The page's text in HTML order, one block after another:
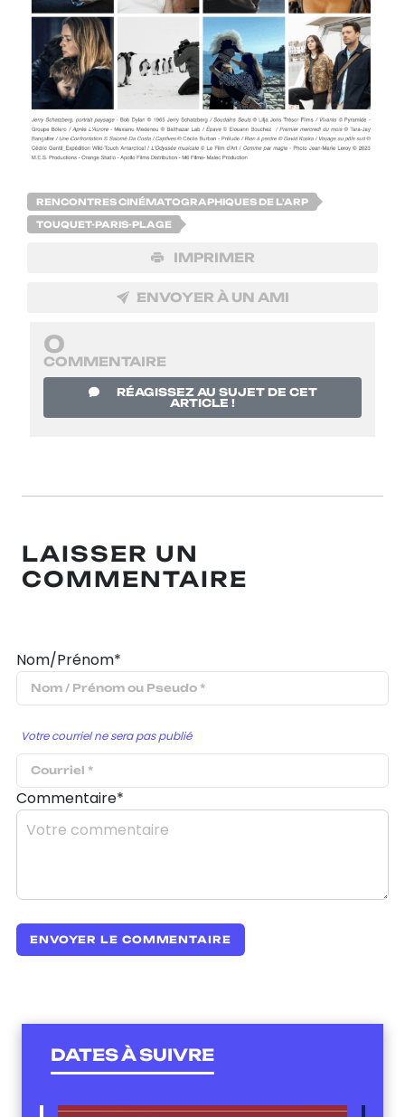
RENCONTRES CINÉMATOGRAPHIQUES DE L'ARP
TOUQUET-PARIS-PLAGE
IMPRIMER
ENVOYER À UN AMI
0
COMMENTAIRE
RÉAGISSEZ AU SUJET DE CET
ARTICLE !
LAISSER UN
COMMENTAIRE
Nom/Prénom*
Votre courriel ne sera pas publié
Commentaire*
DATES À SUIVRE